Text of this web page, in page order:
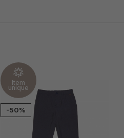
Item
unique
-50%